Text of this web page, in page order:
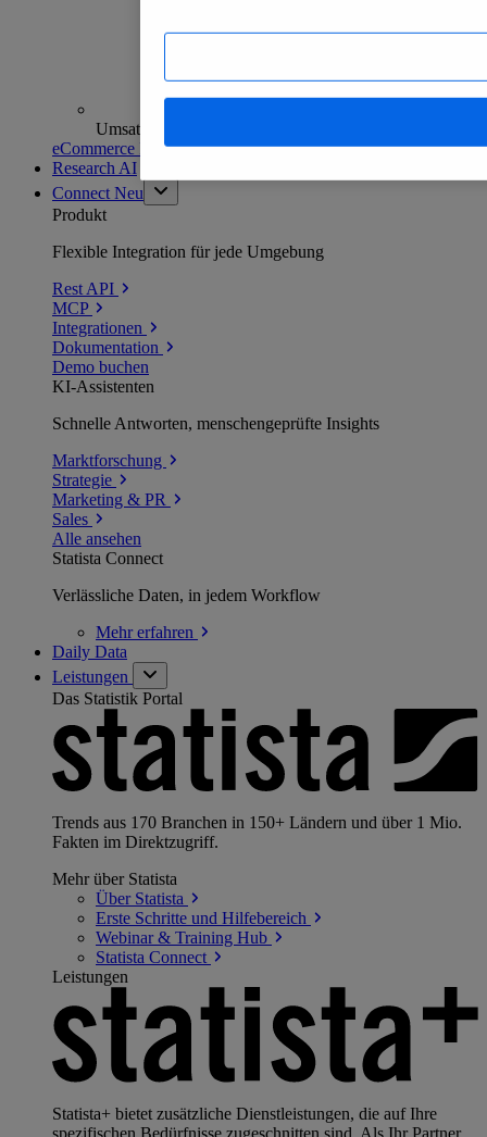
Umsatzanalysen und -prognosen
eCommerce Insights entdecken
Research AI
Connect Neu
Produkt
Flexible Integration für jede Umgebung
Rest API
MCP
Integrationen
Dokumentation
Demo buchen
KI-Assistenten
Schnelle Antworten, menschengeprüfte Insights
Marktforschung
Strategie
Marketing & PR
Sales
Alle ansehen
Statista Connect
Verlässliche Daten, in jedem Workflow
Mehrerfahren
Daily Data
Leistungen
Das Statistik Portal
Trends aus 170 Branchen in 150+ Ländern und über 1 Mio.
Fakten im Direktzugriff.
Mehr über Statista
Über Statista
Erste Schritte und Hilfebereich
Webinar & Training Hub
Statista Connect
Leistungen
Statista+ bietet zusätzliche Dienstleistungen, die auf Ihre
spezifischen Bedürfnisse zugeschnitten sind. Als Ihr Partner